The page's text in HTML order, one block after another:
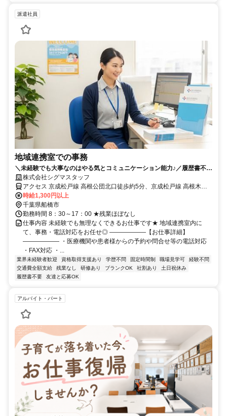
派遣社員
地域連携室での事務
＼未経験でも大事なのはやる気とコミュニケーション能力♪／履歴書不要
でらくらく応募可能★
株式会社シグマスタッフ
アクセス 京成松戸線 高根公団北口徒歩約5分、京成松戸線 高根木戸
北口徒歩約12分、京成松戸線 滝不動出入口2徒歩約12分 新京成線高
根公団駅より徒歩3分
時給1,300円以上
千葉県船橋市
勤務時間 8：30～17：00 ★残業ほぼなし
仕事内容 未経験でも無理なくできるお仕事です★ 地域連携室内に
て、事務・電話対応をお任せ◎ ――――――【お仕事詳細】
―――――― ・医療機関や患者様からの予約や問合せ等の電話対応
・FAX対応 ・...
業界未経験者歓迎 資格取得支援あり 学歴不問 固定時間制 職場見学可
経験不問
交通費全額支給
残業なし 研修あり ブランクOK 社割あり
土日祝休み
履歴書不要
友達と応募OK
アルバイト・パート